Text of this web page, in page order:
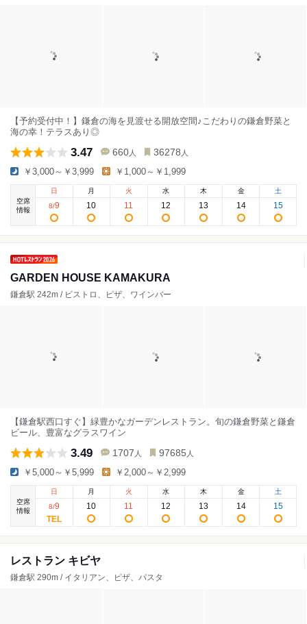
【予約受付中！】鎌倉の海を見渡せる開放空間♪こだわりの鎌倉野菜と
海の幸！テラスあり◎
3.47 660 人 36278 人
￥3,000～￥3,999 ￥1,000～￥1,999
空席
情報
日
8/9
月
10
火
11
水
12
木
13
金
14
土
15
GARDEN HOUSE KAMAKURA
鎌倉駅 242m / ビストロ、ピザ、ワインバー
【鎌倉駅西口すぐ】緑豊かなガーデンレストラン。旬の鎌倉野菜と鎌倉
ビール、豊富なグラスワイン
3.49 1707 人 97685 人
￥5,000～￥5,999 ￥2,000～￥2,999
空席
情報
日
8/9
月
10
火
11
水
12
木
13
金
14
土
15
レストラン キビヤ
鎌倉駅 290m / イタリアン、ピザ、パスタ